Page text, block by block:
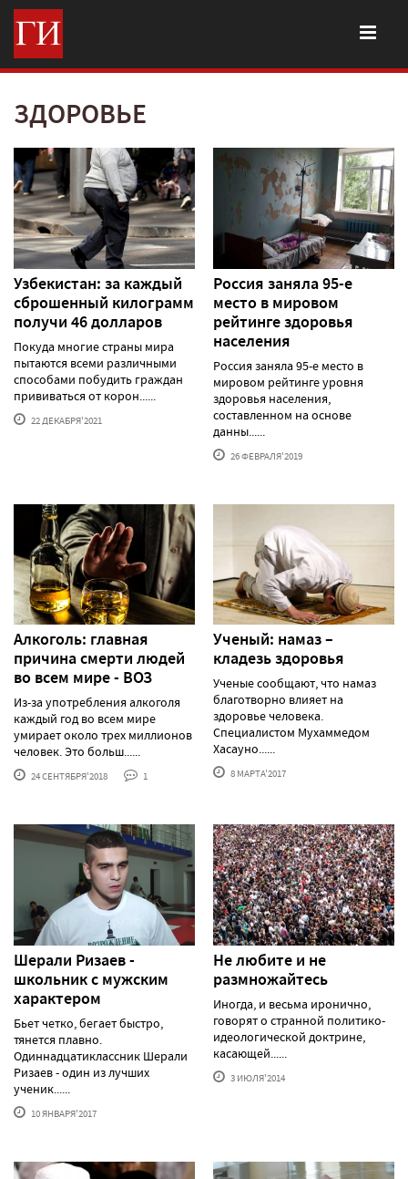
ЗДОРОВЬЕ
Узбекистан: за каждый
сброшенный килограмм
получи 46 долларов
Покуда многие страны мира
пытаются всеми различными
способами побудить граждан
прививаться от корон......
22 ДЕКАБРЯ'2021
Россия заняла 95-е
место в мировом
рейтинге здоровья
населения
Россия заняла 95-е место в
мировом рейтинге уровня
здоровья населения,
составленном на основе
данны......
26 ФЕВРАЛЯ'2019
Алкоголь: главная
причина смерти людей
во всем мире - ВОЗ
Из-за употребления алкоголя
каждый год во всем мире
умирает около трех миллионов
человек. Это больш......
24 СЕНТЯБРЯ'2018 1
Ученый: намаз –
кладезь здоровья
Ученые сообщают, что намаз
благотворно влияет на
здоровье человека.
Специалистом Мухаммедом
Хасауно......
8 МАРТА'2017
Шерали Ризаев -
школьник с мужским
характером
Бьет четко, бегает быстро,
тянется плавно.
Одиннадцатиклассник Шерали
Ризаев - один из лучших
ученик......
10 ЯНВАРЯ'2017
Не любите и не
размножайтесь
Иногда, и весьма иронично,
говорят о странной политико-
идеологической доктрине,
касающей......
3 ИЮЛЯ'2014